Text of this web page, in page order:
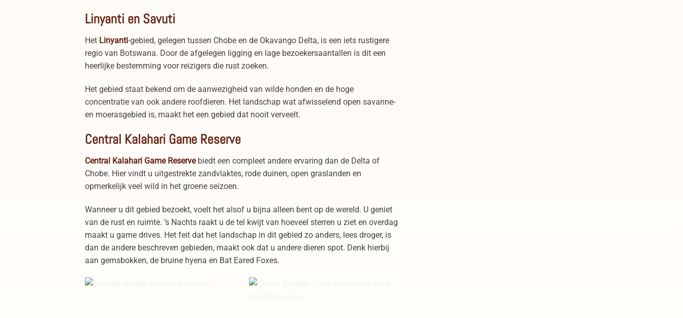
Linyanti en Savuti
Het Linyanti-gebied, gelegen tussen Chobe en de Okavango Delta, is een iets rustigere
regio van Botswana. Door de afgelegen ligging en lage bezoekersaantallen is dit een
heerlijke bestemming voor reizigers die rust zoeken.
Het gebied staat bekend om de aanwezigheid van wilde honden en de hoge
concentratie van ook andere roofdieren. Het landschap wat afwisselend open savanne-
en moerasgebied is, maakt het een gebied dat nooit verveelt.
Central Kalahari Game Reserve
Central Kalahari Game Reservebiedt een compleet andere ervaring dan de Delta of
Chobe. Hier vindt u uitgestrekte zandvlaktes, rode duinen, open graslanden en
opmerkelijk veel wild in het groene seizoen.
Wanneer u dit gebied bezoekt, voelt het alsof u bijna alleen bent op de wereld. U geniet
van de rust en ruimte. ’s Nachts raakt u de tel kwijt van hoeveel sterren u ziet en overdag
maakt u game drives. Het feit dat het landschap in dit gebied zo anders, lees droger, is
dan de andere beschreven gebieden, maakt ook dat u andere dieren spot. Denk hierbij
aan gemsbokken, de bruine hyena en Bat Eared Foxes.